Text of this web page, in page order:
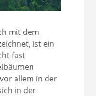
mit dem
ist ein
fast
allem in der
in der